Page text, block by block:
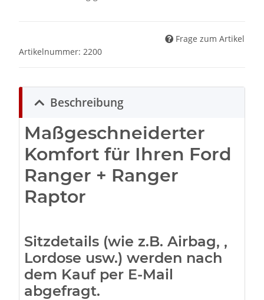
Frage zum Artikel
Artikelnummer: 2200
Beschreibung
Maßgeschneiderter
Komfort für Ihren Ford
Ranger + Ranger
Raptor
Sitzdetails (wie z.B. Airbag, ,
Lordose usw.) werden nach
dem Kauf per E-Mail
abgefragt.